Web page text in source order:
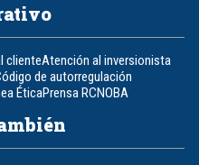
clienteAtención al inversionista
de autorregulación
ÉticaPrensa RCNOBA